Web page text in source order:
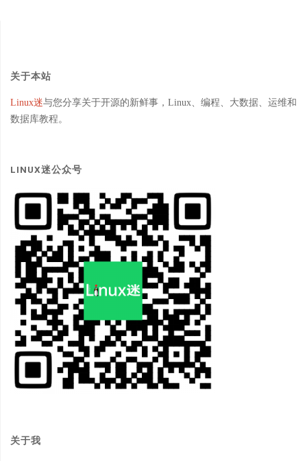
关于本站
Linux迷与您分享关于开源的新鲜事，Linux、编程、大数据、运维和
数据库教程。
LINUX迷公众号
关于我